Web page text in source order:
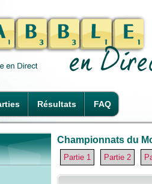
Résultats FAQ
Championnats du
Partie 1 Partie 2